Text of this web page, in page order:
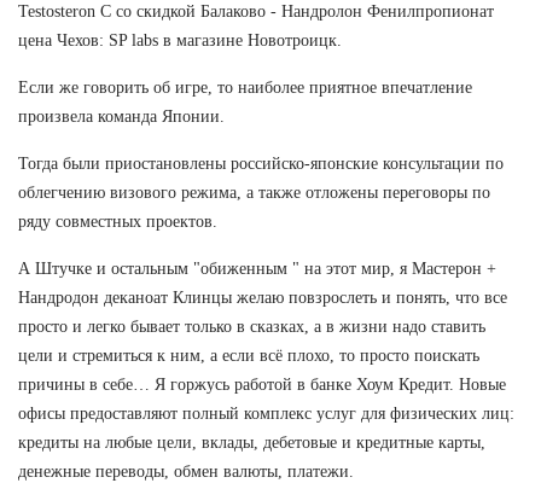
Testosteron C со скидкой Балаково - Нандролон Фенилпропионат
цена Чехов: SP labs в магазине Новотроицк.
Если же говорить об игре, то наиболее приятное впечатление
произвела команда Японии.
Тогда были приостановлены российско-японские консультации по
облегчению визового режима, а также отложены переговоры по
ряду совместных проектов.
А Штучке и остальным "обиженным " на этот мир, я Мастерон +
Нандродон деканоат Клинцы желаю повзрослеть и понять, что все
просто и легко бывает только в сказках, а в жизни надо ставить
цели и стремиться к ним, а если всё плохо, то просто поискать
причины в себе… Я горжусь работой в банке Хоум Кредит. Новые
офисы предоставляют полный комплекс услуг для физических лиц:
кредиты на любые цели, вклады, дебетовые и кредитные карты,
денежные переводы, обмен валюты, платежи.